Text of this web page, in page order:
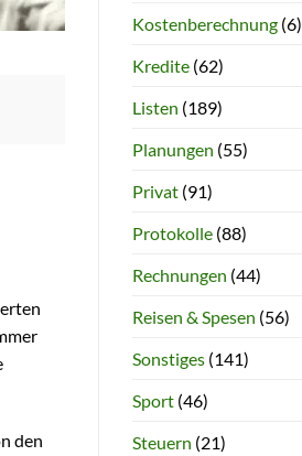
den
Kostenberechnung(6)
Kredite(62)
Listen (189)
Planungen (55)
Privat(91)
Protokolle(88)
Rechnungen (44)
Reisen & Spesen (56)
Sonstiges(141)
Sport(46)
Steuern (21)